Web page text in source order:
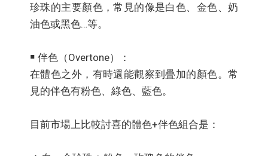
珍珠的主要顏色，常見的像是白色、金色、奶
油色或黑色…等。
￭ 伴色（Overtone）：
在體色之外，有時還能觀察到疊加的顏色。常
見的伴色有粉色、綠色、藍色。
目前市場上比較討喜的體色+伴色組合是：